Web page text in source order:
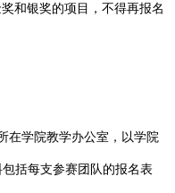
和银奖的项目，不得再报名
在学院教学办公室，以学院
括每支参赛团队的报名表